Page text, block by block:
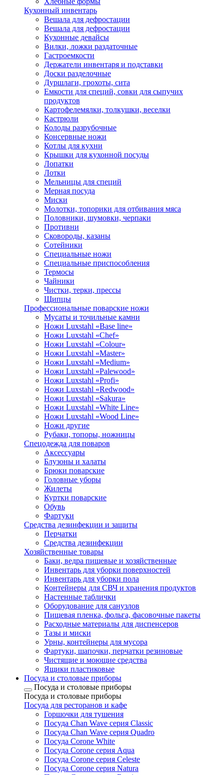
Кухонный инвентарь
Вешала для дефростации
Вешала для дефростации
Кухонные девайсы
Вилки, ложки раздаточные
Гастроемкости
Держатели инвентаря и подставки
Доски разделочные
Дуршлаги, грохоты, сита
Емкости для специй, совки для сыпучих
продуктов
Картофелемялки, толкушки, веселки
Кастрюли
Колоды разрубочные
Консервные ножи
Котлы для кухни
Крышки для кухонной посуды
Лопатки
Лотки
Мельницы для специй
Мерная посуда
Миски
Молотки, топорики для отбивания мяса
Половники, шумовки, черпаки
Противни
Сковороды, казаны
Сотейники
Специальные ножи
Специальные приспособления
Термосы
Чайники
Чистки, терки, прессы
Щипцы
Профессиональные поварские ножи
Мусаты и точильные камни
Ножи Luxstahl «Base line»
Ножи Luxstahl «Chef»
Ножи Luxstahl «Colour»
Ножи Luxstahl «Master»
Ножи Luxstahl «Medium»
Ножи Luxstahl «Palewood»
Ножи Luxstahl «Profi»
Ножи Luxstahl «Redwood»
Ножи Luxstahl «Sakura»
Ножи Luxstahl «White Line»
Ножи Luxstahl «Wood Line»
Ножи другие
Рубаки, топоры, ножницы
Спецодежда для поваров
Аксессуары
Блузоны и халаты
Брюки поварские
Головные уборы
Жилеты
Куртки поварские
Обувь
Фартуки
Средства дезинфекции и защиты
Перчатки
Средства дезинфекции
Хозяйственные товары
Баки, ведра пищевые и хозяйственные
Инвентарь для уборки поверхностей
Инвентарь для уборки пола
Контейнеры для СВЧ и хранения продуктов
Настенные таблички
Оборудование для санузлов
Пищевая пленка, фольга, фасовочные пакеты
Расходные материалы для диспенсеров
Тазы и миски
Урны, контейнеры для мусора
Фартуки, шапочки, перчатки резиновые
Чистящие и моющие средства
Ящики пластиковые
Посуда и столовые приборы
Посуда и столовые приборы
Посуда и столовые приборы
Посуда для ресторанов и кафе
Горшочки для тушения
Посуда Chan Wave серия Classic
Посуда Chan Wave серия Quadro
Посуда Corone White
Посуда Corone серия Aqua
Посуда Corone серия Celeste
Посуда Corone серия Natura